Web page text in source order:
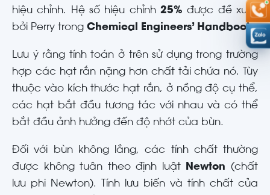
hiệu chỉnh. Hệ số hiệu chỉnh 25% được đề xuất
bởi Perry trong Chemical Engineers’ Handbook.
Lưu ý rằng tính toán ở trên sử dụng trong trường
hợp các hạt rắn nặng hơn chất tải chứa nó. Tùy
thuộc vào kích thước hạt rắn, ở nồng độ cụ thể,
các hạt bắt đầu tương tác với nhau và có thể
bắt đầu ảnh hưởng đến độ nhớt của bùn.
Đối với bùn không lắng, các tính chất thường
được không tuân theo định luật
Newton (chất
lưu phi Newton). Tính lưu biến và tính chất của